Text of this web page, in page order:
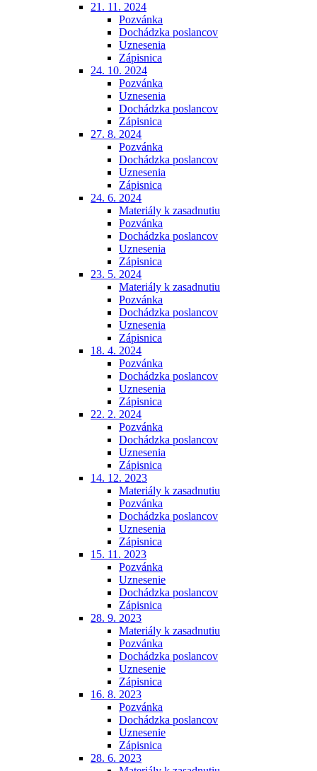
21. 11. 2024
Pozvánka
Dochádzka poslancov
Uznesenia
Zápisnica
24. 10. 2024
Pozvánka
Uznesenia
Dochádzka poslancov
Zápisnica
27. 8. 2024
Pozvánka
Dochádzka poslancov
Uznesenia
Zápisnica
24. 6. 2024
Materiály k zasadnutiu
Pozvánka
Dochádzka poslancov
Uznesenia
Zápisnica
23. 5. 2024
Materiály k zasadnutiu
Pozvánka
Dochádzka poslancov
Uznesenia
Zápisnica
18. 4. 2024
Pozvánka
Dochádzka poslancov
Uznesenia
Zápisnica
22. 2. 2024
Pozvánka
Dochádzka poslancov
Uznesenia
Zápisnica
14. 12. 2023
Materiály k zasadnutiu
Pozvánka
Dochádzka poslancov
Uznesenia
Zápisnica
15. 11. 2023
Pozvánka
Uznesenie
Dochádzka poslancov
Zápisnica
28. 9. 2023
Materiály k zasadnutiu
Pozvánka
Dochádzka poslancov
Uznesenie
Zápisnica
16. 8. 2023
Pozvánka
Dochádzka poslancov
Uznesenie
Zápisnica
28. 6. 2023